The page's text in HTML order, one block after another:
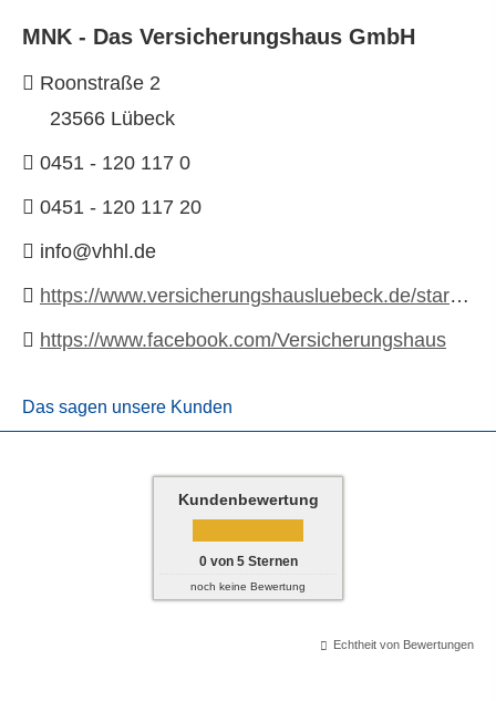
MNK - Das Versicherungshaus GmbH
Roonstraße 2
23566 Lübeck
0451 - 120 117 0
0451 - 120 117 20
info@vhhl.de
https://www.versicherungshausluebeck.de/startseite
https://www.facebook.com/Versicherungshaus
Das sagen unsere Kunden
Kundenbewertung
0von 5Sternen
noch keine Bewertung
Echtheit von Bewertungen